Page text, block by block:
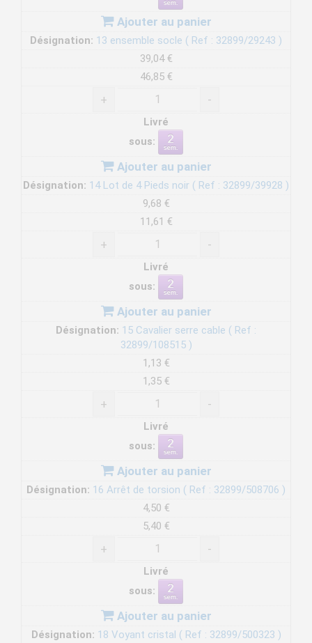
Ajouter au panier
Désignation: 13 ensemble socle ( Ref : 32899/29243 )
39,04 €
46,85 €
+ -
Livré
sous:
Ajouter au panier
Désignation: 14 Lot de 4 Pieds noir ( Ref : 32899/39928 )
9,68 €
11,61 €
+ -
Livré
sous:
Ajouter au panier
Désignation: 15 Cavalier serre cable ( Ref :
32899/108515 )
1,13 €
1,35 €
+ -
Livré
sous:
Ajouter au panier
Désignation: 16 Arrêt de torsion ( Ref : 32899/508706 )
4,50 €
5,40 €
+ -
Livré
sous:
Ajouter au panier
Désignation: 18 Voyant cristal ( Ref : 32899/500323 )